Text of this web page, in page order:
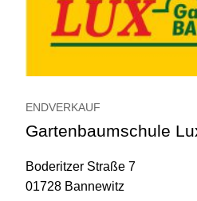
ENDVERKAUF
Gartenbaumschule
Boderitzer Straße 7
01728 Bannewitz